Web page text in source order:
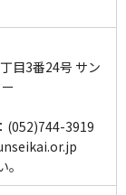
目3番24号 サン
(052)744-3919